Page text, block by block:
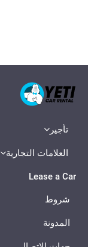
تأجير
العلامات التجارية
Lease a Car
شروط
المدونة